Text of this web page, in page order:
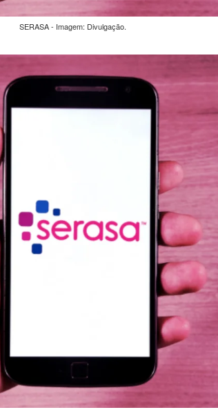
SERASA - Imagem: Divulgação.